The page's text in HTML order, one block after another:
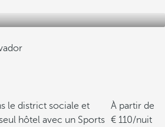
le district sociale et
hôtel avec un Sports
À partir de
110/nuit